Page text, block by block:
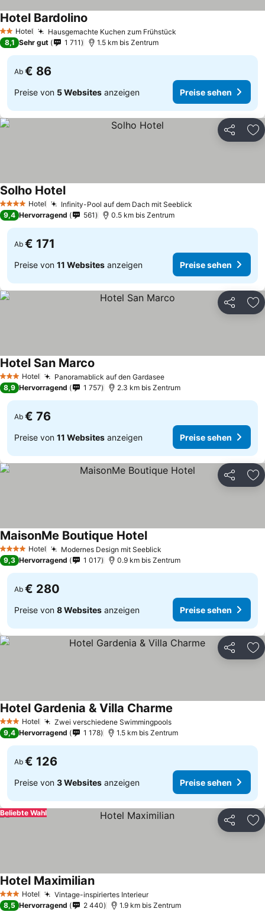
2 Sterne
Hotel Hausgemachte Kuchen zum Frühstück
Hotel Bardolino
8,1 Sehr gut 1 711 1.5 km bis Zentrum
Ab € 86
Preise von 5 Websites anzeigen Preise sehen
Teilen
4 Sterne Hotel Infinity-Pool auf dem Dach mit Seeblick
Solho Hotel
9,4 Hervorragend 561 0.5 km bis Zentrum
Ab € 171
Preise von 11 Websites anzeigen Preise sehen
Teilen
3 SterneHotel Panoramablick auf den Gardasee
Hotel San Marco
8,9 Hervorragend 1 757 2.3 km bis Zentrum
Ab € 76
Preise von 11 Websites anzeigen Preise sehen
Teilen
4 Sterne Hotel Modernes Design mit Seeblick
MaisonMe Boutique Hotel
9,3 Hervorragend 1 017 0.9 km bis Zentrum
Ab € 280
Preise von 8 Websites anzeigen Preise sehen
Teilen
3 SterneHotel Zwei verschiedene Swimmingpools
Hotel Gardenia & Villa Charme
9,4 Hervorragend 1 178 1.5 km bis Zentrum
Ab € 126
Preise von 3 Websites anzeigen Preise sehen
Teilen
Beliebte Wahl
3 SterneHotel Vintage-inspiriertes Interieur
Hotel Maximilian
8,5 Hervorragend 2 440 1.9 km bis Zentrum